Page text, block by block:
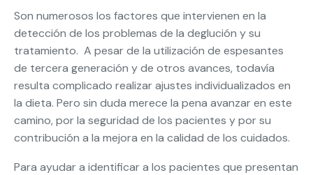
Son numerosos los factores que intervienen en la
detección de los problemas de la deglución y su
tratamiento. A pesar de la utilización de espesantes
de tercera generación y de otros avances, todavía
resulta complicado realizar ajustes individualizados en
la dieta. Pero sin duda merece la pena avanzar en este
camino, por la seguridad de los pacientes y por su
contribución a la mejora en la calidad de los cuidados.
Para ayudar a identificar a los pacientes que presentan